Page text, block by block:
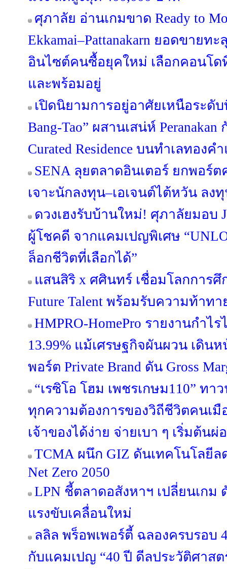
ศุภาลัย อ่านเกมขาด Ready to
Ekkamai–Pattanakarn ยอดขายท
อินไซต์คนซื้อยุคใหม่ เลือกคอนโ
และพร้อมอยู่
เปิดนิยามการอยู่อาศัยเหนือระดับ
Bang-Tao” ผสานเสน่ห์ Peranakan
Curated Residence บนทำเลทองค
SENA ลุยตลาดอินเตอร์ ยกพอร์
เจาะนักลงทุน–เอเจนต์ไต้หวัน ลง
ดวงเฮงรับบ้านใหม่! ศุภาลัยมอบ
ผู้โชคดี จากแคมเปญพิเศษ
ล็อกชีวิตที่เลือกได้”
แสนสิริ x ศศินทร์ เชื่อมโลกการศึ
Future Talent พร้อมรับความท้าท
HMPRO-HomePro รายงานกำไ
13.99% แม้เศรษฐกิจผันผวน เดิน
พอร์ต Private Brand ดัน Gross
“เรซิโอ โฮม เพชรเกษม110” ท
ทุกความต้องการของวิถีชีวิตคนเมื
เจ้าของได้ง่าย จ่ายเบา ๆ เริ่มต้น
TCMA ผนึก GIZ ดันเทคโนโลยีล
Net Zero 2050
LPN ชี้ตลาดอสังหาฯ เปลี่ยนเก
แรงขับเคลื่อนใหม่
ลลิล พร็อพเพอร์ตี้ ฉลองครบรอบ
กับแคมเปญ “40 ปี ดีลประวัติศาส